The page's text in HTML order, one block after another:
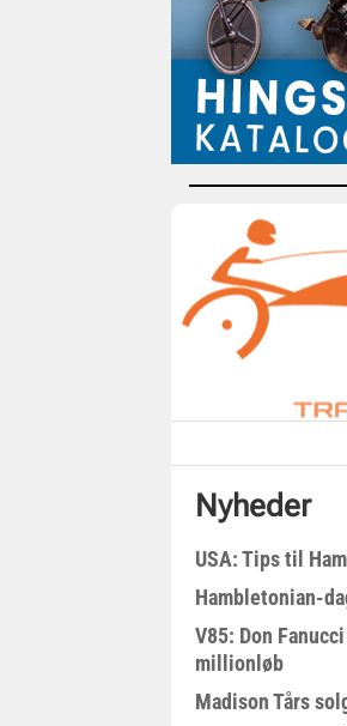
Nyheder
USA: Tips til
Hambletonian-
V85: Don
millionløb
Madison Tårs